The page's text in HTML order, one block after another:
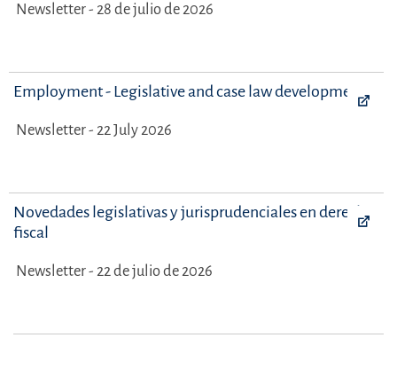
Newsletter - 28 de julio de 2026
Employment - Legislative and case law developments
Newsletter - 22 July 2026
Novedades legislativas y jurisprudenciales en derecho
fiscal
Newsletter - 22 de julio de 2026